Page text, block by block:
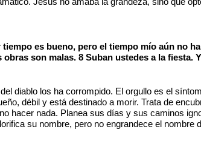
es bueno, pero el tiempo mío aún no
son malas. 8 Suban ustedes a la
diablo los ha corrompido. El orgullo es el
débil y está destinado a morir. Trata de
hacer nada. Planea sus días y sus caminos
su nombre, pero no engrandece el nombre